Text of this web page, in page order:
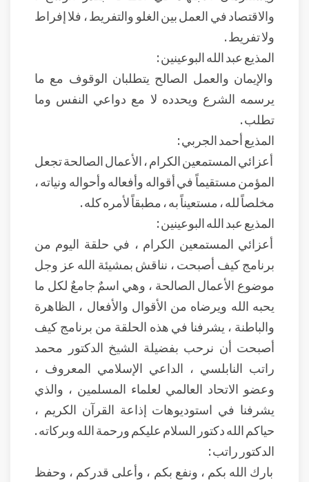
والاقتصاد في العمل بين الغلو والتفريط ، فلا إفراط
ولا تفريط .
المذيع عبد الله البوعينين :
والإيمان والعمل الصالح يتطلبان الوقوف مع ما
يرسمه الشرع ويحدده لا مع دواعي النفس وما
تطلب .
المذيع أحمد الجربي :
أعزائي المستمعين الكرام ، الأعمال الصالحة تجعل
المؤمن مستقيماً في أقواله وأفعاله وأحواله ونياته ،
مخلصاً لله ، مستعيناً به ، مطبقاً لأمره كله .
المذيع عبد الله البوعينين :
أعزائي المستمعين الكرام ، في حلقة اليوم من
برنامج كيف أصبحت ، نناقش بمشيئة الله عز وجل
موضوع الأعمال الصالحة ، وهي اسمٌ جامعٌ لكل ما
يحبه الله ويرضاه من الأقوال والأفعال ، الظاهرة
والباطنة ، يشرفنا في هذه الحلقة من برنامج كيف
أصبحت أن نرحب بفضيلة الشيخ الدكتور محمد
راتب النابلسي ، الداعي الإسلامي المعروف ،
وعضو الاتحاد العالمي لعلماء المسلمين ، والذي
يشرفنا في استوديوهات إذاعة القرآن الكريم ،
حياكم الله دكتور السلام عليكم ورحمة الله وبركاته .
الدكتور راتب :
بارك الله بكم ، ونفع بكم ، وأعلى قدركم ، وحفظ